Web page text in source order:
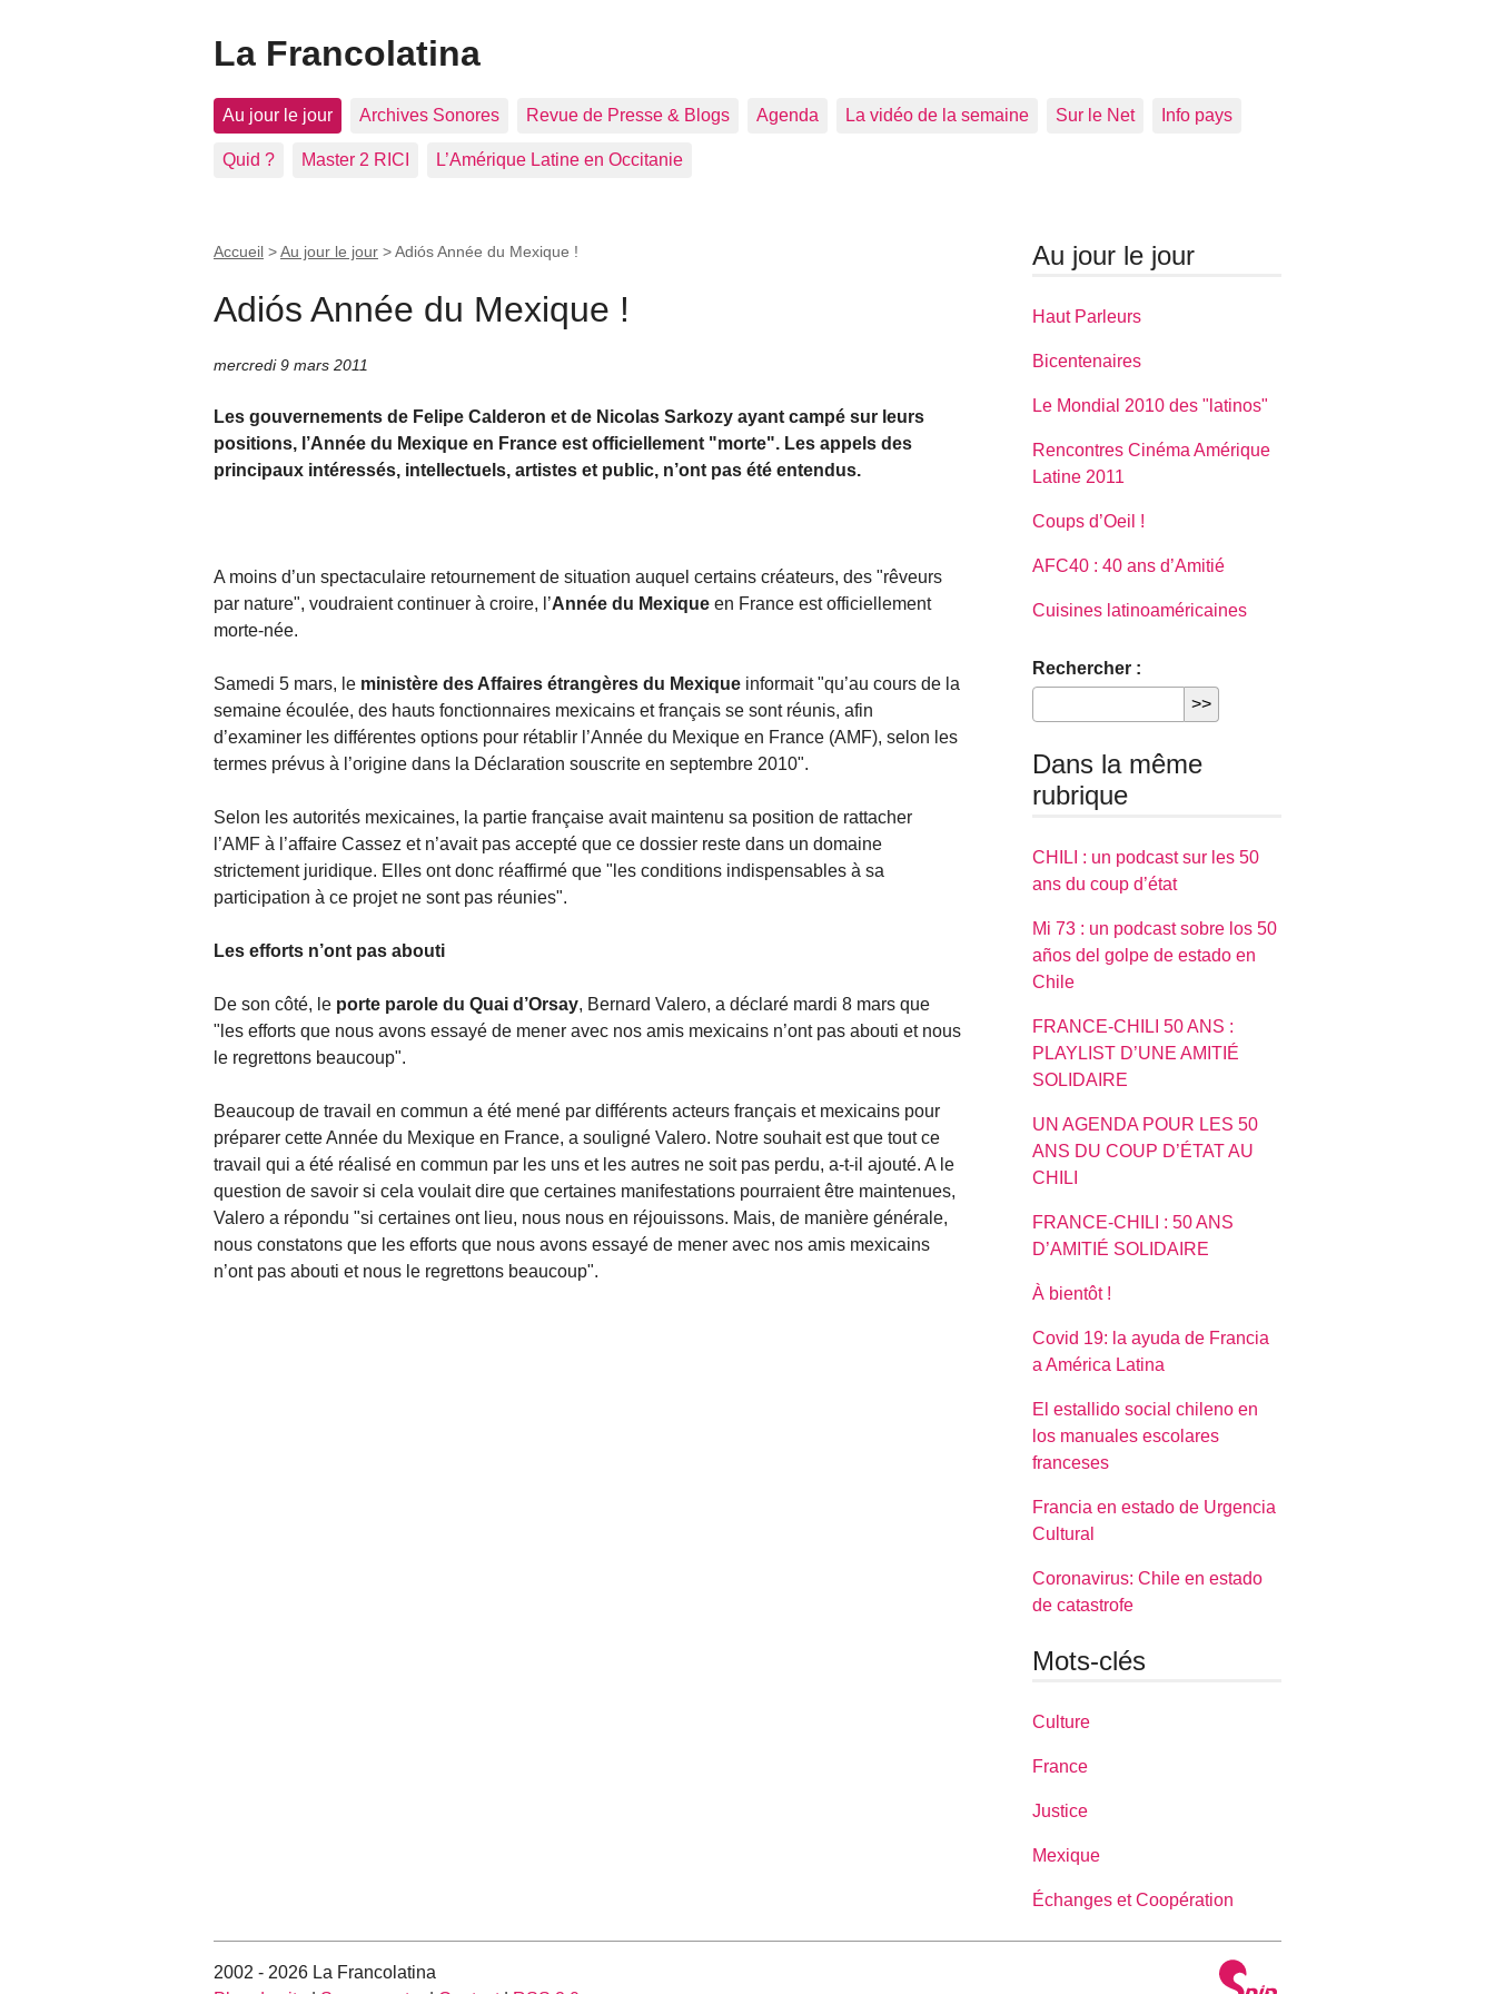
La Francolatina
Au jour le jour Archives Sonores Revue de Presse & Blogs Agenda La vidéo de la semaine Sur le Net Info pays
Quid ? Master 2 RICI L’Amérique Latine en Occitanie
Accueil >Au jour le jour >Adiós Année du Mexique !
Adiós Année du Mexique !
mercredi 9 mars 2011
Les gouvernements de Felipe Calderon et de Nicolas Sarkozy ayant campé sur leurs
positions, l’Année du Mexique en France est officiellement "morte". Les appels des
principaux intéressés, intellectuels, artistes et public, n’ont pas été entendus.
A moins d’un spectaculaire retournement de situation auquel certains créateurs, des "rêveurs
par nature", voudraient continuer à croire, l’Année du Mexique en France est officiellement
morte-née.
Samedi 5 mars, le ministère des Affaires étrangères du Mexique informait "qu’au cours de la
semaine écoulée, des hauts fonctionnaires mexicains et français se sont réunis, afin
d’examiner les différentes options pour rétablir l’Année du Mexique en France (AMF), selon les
termes prévus à l’origine dans la Déclaration souscrite en septembre 2010".
Selon les autorités mexicaines, la partie française avait maintenu sa position de rattacher
l’AMF à l’affaire Cassez et n’avait pas accepté que ce dossier reste dans un domaine
strictement juridique. Elles ont donc réaffirmé que "les conditions indispensables à sa
participation à ce projet ne sont pas réunies".
Les efforts n’ont pas abouti
De son côté, le porte parole du Quai d’Orsay, Bernard Valero, a déclaré mardi 8 mars que
"les efforts que nous avons essayé de mener avec nos amis mexicains n’ont pas abouti et nous
le regrettons beaucoup".
Beaucoup de travail en commun a été mené par différents acteurs français et mexicains pour
préparer cette Année du Mexique en France, a souligné Valero. Notre souhait est que tout ce
travail qui a été réalisé en commun par les uns et les autres ne soit pas perdu, a-t-il ajouté. A le
question de savoir si cela voulait dire que certaines manifestations pourraient être maintenues,
Valero a répondu "si certaines ont lieu, nous nous en réjouissons. Mais, de manière générale,
nous constatons que les efforts que nous avons essayé de mener avec nos amis mexicains
n’ont pas abouti et nous le regrettons beaucoup".
Au jour le jour
Haut Parleurs
Bicentenaires
Le Mondial 2010 des "latinos"
Rencontres Cinéma Amérique
Latine 2011
Coups d’Oeil !
AFC40 : 40 ans d’Amitié
Cuisines latinoaméricaines
Rechercher :
Dans la même
rubrique
CHILI : un podcast sur les 50
ans du coup d’état
Mi 73 : un podcast sobre los 50
años del golpe de estado en
Chile
FRANCE-CHILI 50 ANS :
PLAYLIST D’UNE AMITIÉ
SOLIDAIRE
UN AGENDA POUR LES 50
ANS DU COUP D’ÉTAT AU
CHILI
FRANCE-CHILI : 50 ANS
D’AMITIÉ SOLIDAIRE
À bientôt !
Covid 19: la ayuda de Francia
a América Latina
El estallido social chileno en
los manuales escolares
franceses
Francia en estado de Urgencia
Cultural
Coronavirus: Chile en estado
de catastrofe
Mots-clés
Culture
France
Justice
Mexique
Échanges et Coopération
2002 - 2026 La Francolatina